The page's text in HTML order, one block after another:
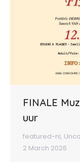
FINALE
uur
featured-nl,
2 March 2026